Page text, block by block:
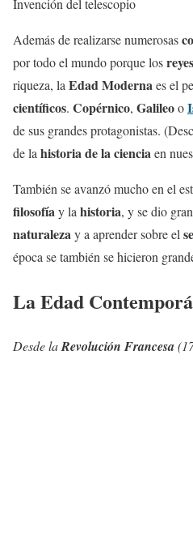
Invención del telescopio
Además de realizarse numerosas
por todo el mundo porque losreyes
riqueza, la Edad Modernaes el
científicos. Copérnico, Galileoo
de sus grandes protagonistas.
de la historia de lacienciaen
También se avanzó mucho en el
filosofíay la historia, y se dio
naturalezay a aprender sobre el
época se también se hicieron
La Edad
Desde laRevolución Francesa